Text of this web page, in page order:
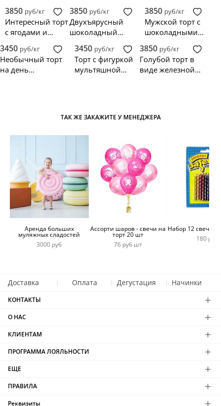
мальчика
30 лет
3850 руб/кг
Интересный торт
с ягодами и
3850 руб/кг
Двухъярусный
шоколадный
Дэниэлс
3850 руб/кг
Мужской торт с
шоколадными
бутылкой виски
3450 руб/кг
Необычный торт
на день
3450 руб/кг
Торт с фигуркой
мультяшной
3850 руб/кг
Голубой торт в
виде железной
ТАК ЖЕ ЗАКАЖИТЕ У МЕНЕДЖЕРА
Аренда больших
муляжных сладостей
3000 руб
Ассорти шаров - свечи на
торт 20 шт
76 руб шт
Набор 12 свечей
180 руб
Доставка Оплата Дегустация Начинки
КОНТАКТЫ
О НАС
КЛИЕНТАМ
ПРОГРАММА ЛОЯЛЬНОСТИ
ЕЩЕ
ПРАВИЛА
Реквизиты